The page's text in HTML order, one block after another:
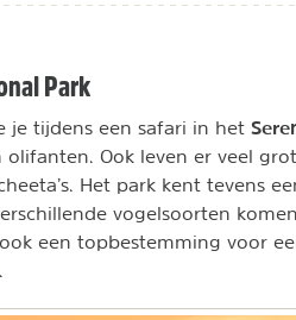
Park
je tijdens een safari in het
olifanten. Ook leven er veel
Het park kent tevens
vogelsoorten
een topbestemming voor